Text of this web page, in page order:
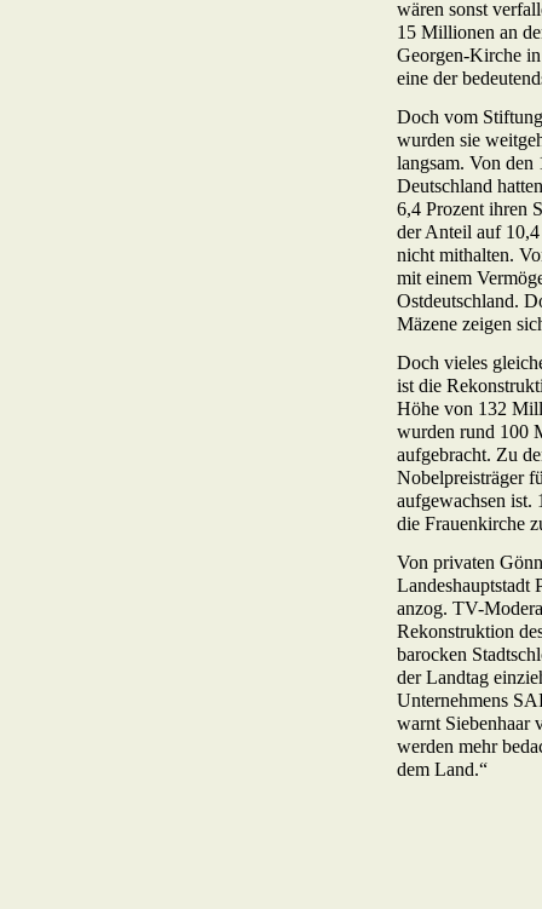
wären sonst
15 Millionen an
Georgen-Kirche
eine der
Doch vom
wurden sie
langsam. Von
Deutschland
6,4 Prozent ihren
der Anteil auf
nicht mithalten.
mit einem
Ostdeutschland.
Mäzene zeigen
Doch vieles
ist die
Höhe von 132
wurden rund 100
aufgebracht. Zu
Nobelpreisträger
aufgewachsen ist.
die Frauenkirche
Von privaten
Landeshauptstadt
anzog. TV-
Rekonstruktion
barocken
der Landtag
Unternehmens
warnt Siebenhaar
werden mehr
dem Land.“